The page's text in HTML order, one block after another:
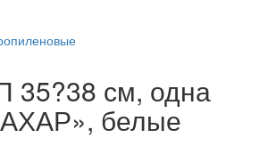
35?38 см, одна
белые